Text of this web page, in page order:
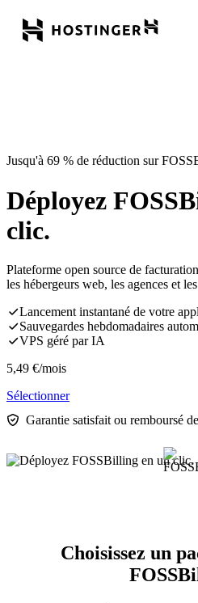
Jusqu'à 69 % de réduction sur
Déployez
clic.
Plateforme open source de
les hébergeurs web, les agences et
Lancement instantané de votre
Sauvegardes hebdomadaires
VPS géré par IA
5,49 €/mois
Sélectionner
Garantie satisfait ou remboursé
Choisissez un